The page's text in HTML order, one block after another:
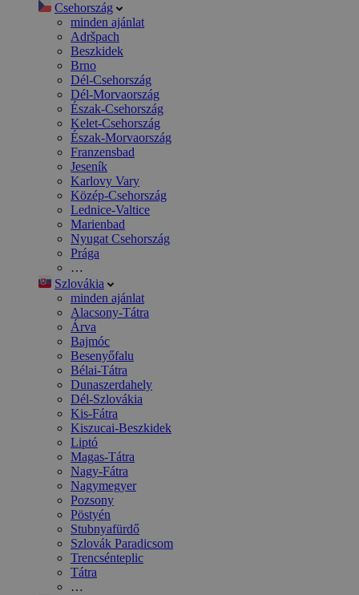
Csehország
minden ajánlat
Adršpach
Beszkidek
Brno
Dél-Csehország
Dél-Morvaország
Észak-Csehország
Kelet-Csehország
Észak-Morvaország
Franzensbad
Jeseník
Karlovy Vary
Közép-Csehország
Lednice-Valtice
Marienbad
Nyugat Csehország
Prága
…
Szlovákia
minden ajánlat
Alacsony-Tátra
Árva
Bajmóc
Besenyőfalu
Bélai-Tátra
Dunaszerdahely
Dél-Szlovákia
Kis-Fátra
Kiszucai-Beszkidek
Liptó
Magas-Tátra
Nagy-Fátra
Nagymegyer
Pozsony
Pöstyén
Stubnyafürdő
Szlovák Paradicsom
Trencsénteplic
Tátra
…